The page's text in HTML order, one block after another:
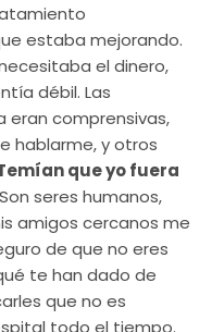
estaba mejorando.
el dinero,
débil. Las
eran comprensivas,
hablarme, y otros
que yo fuera
seres humanos,
amigos cercanos me
de que no eres
te han dado de
que no es
todo el tiempo.